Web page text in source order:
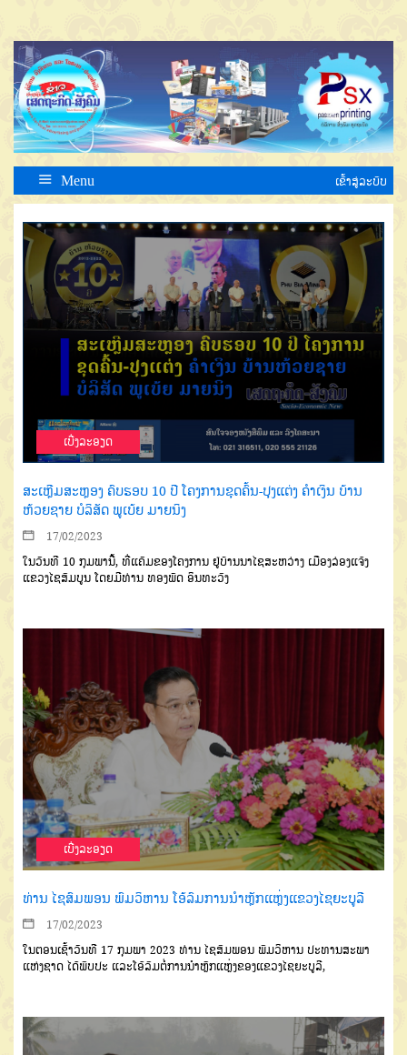
Menu ເຂົ້າສູ່ລະບົບ
ເບີ່ງລະອຽດ
ສະເຫຼີມສະຫຼອງ ຄົບຮອບ 10 ປີ ໂຄງການຂຸດຄົ້ນ-ປຸງແຕ່ງ ຄໍາເງິນ ບ້ານ
ຫ້ວຍຊາຍ ບໍລິສັດ ພູເບ້ຍ ມາຍນິງ
17/02/2023
ໃນວັນທີ 10 ກຸມພານີ້, ທີ່ແຄັມຂອງໂຄງການ ຢູ່ບ້ານນາໄຊສະຫວ່າງ ເມືອງລ່ອງແຈ້ງ
ແຂວງໄຊສົມບູນ ໂດຍມີທ່ານ ທອງພັດ ອິນທະວົງ
ເບີ່ງລະອຽດ
ທ່ານ ໄຊສົມພອນ ພົມວິຫານ ໂອ້ລົມການນໍາຫຼັກແຫຼ່ງແຂວງໄຊຍະບູລີ
17/02/2023
ໃນຕອນເຊົ້າວັນທີ 17 ກຸມພາ 2023 ທ່ານ ໄຊສົມພອນ ພົມວິຫານ ປະທານສະພາ
ແຫ່ງຊາດ ໄດ້ພົບປະ ແລະໂອ້ລົມຕໍ່ການນໍາຫຼັກແຫຼ່ງຂອງແຂວງໄຊຍະບູລີ,